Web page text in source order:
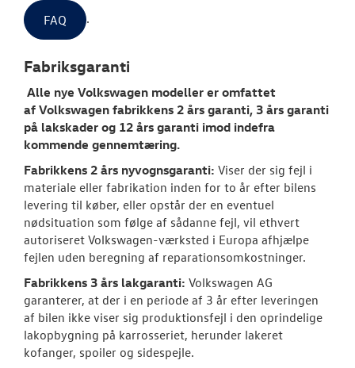
OM OS
FAQ
.
Fabriksgaranti
Alle nye Volkswagen modeller er omfattet
af Volkswagen fabrikkens 2 års garanti, 3 års garanti
på lakskader og 12 års garanti imod indefra
kommende gennemtæring.
Fabrikkens 2 års nyvognsgaranti: Viser der sig fejl i
materiale eller fabrikation inden for to år efter bilens
levering til køber, eller opstår der en eventuel
nødsituation som følge af sådanne fejl, vil ethvert
autoriseret Volkswagen-værksted i Europa afhjælpe
fejlen uden beregning af reparationsomkostninger.
Fabrikkens 3 års lakgaranti: Volkswagen AG
garanterer, at der i en periode af 3 år efter leveringen
af bilen ikke viser sig produktionsfejl i den oprindelige
lakopbygning på karrosseriet, herunder lakeret
kofanger, spoiler og sidespejle.